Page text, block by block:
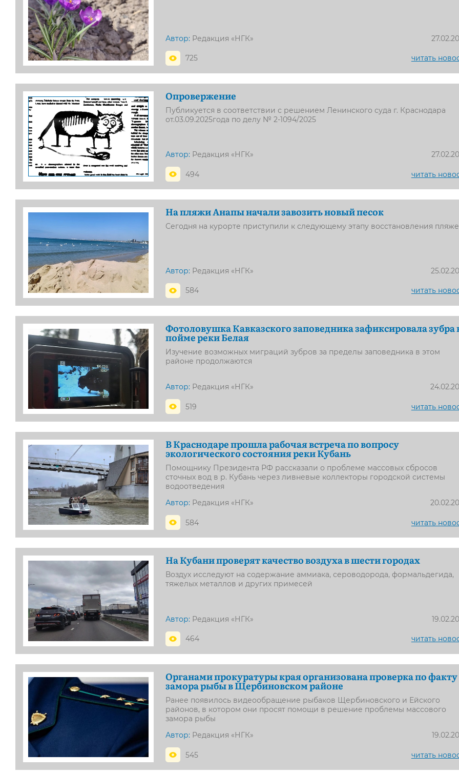
Автор: Редакция «НГК»
725 читать
Опровержение
Публикуется в соответствии с решением Ленинского суда г. Краснодара
от.03.09.2025года по делу № 2-1094/2025
Автор: Редакция «НГК»
494 читать
На пляжи Анапы начали завозить новый песок
Сегодня на курорте приступили к следующему этапу восстановления
Автор: Редакция «НГК»
584 читать
Фотоловушка Кавказского заповедника зафиксировала зубра
пойме реки Белая
Изучение возможных миграций зубров за пределы заповедника в этом
районе продолжаются
Автор: Редакция «НГК»
519 читать
В Краснодаре прошла рабочая встреча по вопросу
экологического состояния реки Кубань
Помощнику Президента РФ рассказали о проблеме массовых сбросов
сточных вод в р. Кубань через ливневые коллекторы городской системы
водоотведения
Автор: Редакция «НГК»
584 читать
На Кубани проверят качество воздуха в шести городах
Воздух исследуют на содержание аммиака, сероводорода, формальдегида,
тяжелых металлов и других примесей
Автор: Редакция «НГК»
464 читать
Органами прокуратуры края организована проверка по факту
замора рыбы в Щербиновском районе
Ранее появилось видеообращение рыбаков Щербиновского и Ейского
районов, в котором они просят помощи в решение проблемы массового
замора рыбы
Автор: Редакция «НГК»
545 читать